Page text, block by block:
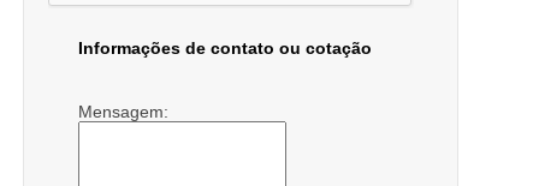
Informações de contato ou cotação
Mensagem: